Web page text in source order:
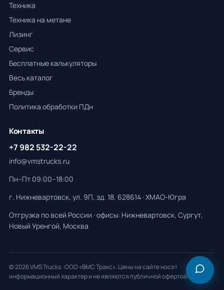
Техника
Техника на метане
Лизинг
Сервис
Бесплатные калькуляторы
Весь каталог
Бренды
Политика обработки ПДн
Контакты
+7 982 532-22-22
info@vmstrucks.ru
Пн–Пт 09:00–18:00
г. Нижневартовск, ул. 9П, зд. 18, 628614 · ХМАО-Югра
Отгрузка по всей России · офисы: Нижневартовск, Сургут,
Новый Уренгой, Москва
© 2026 VMS Trucks · ООО «ВМС Тракс». Цены на сайте носят
информационный характер и не являются публичной офертой.